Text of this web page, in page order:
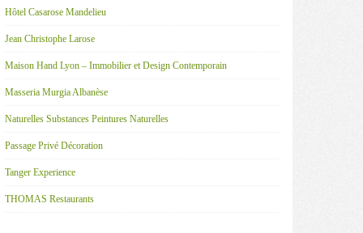
Hôtel Casarose Mandelieu
Jean Christophe Larose
Maison Hand Lyon – Immobilier et Design Contemporain
Masseria Murgia Albanèse
Naturelles Substances Peintures Naturelles
Passage Privé Décoration
Tanger Experience
THOMAS Restaurants